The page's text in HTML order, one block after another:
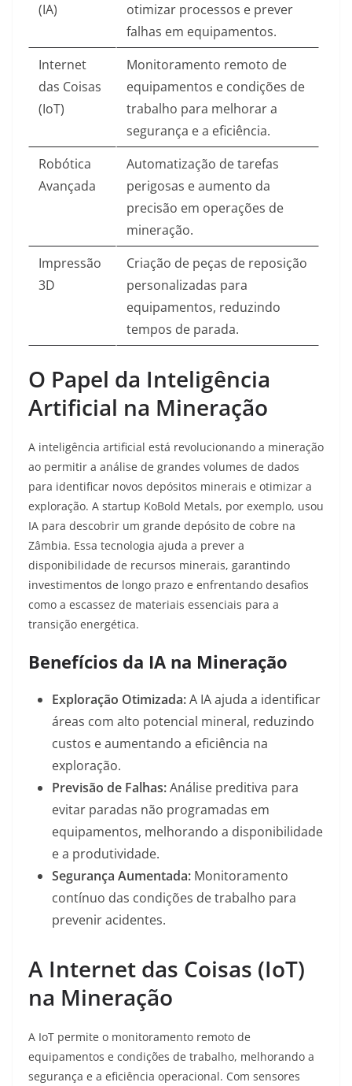
(IA)
otimizar processos e prever
falhas em equipamentos.
Internet
das Coisas
(IoT)
Monitoramento remoto de
equipamentos e condições de
trabalho para melhorar a
segurança e a eficiência.
Robótica
Avançada
Automatização de tarefas
perigosas e aumento da
precisão em operações de
mineração.
Impressão
3D
Criação de peças de reposição
personalizadas para
equipamentos, reduzindo
tempos de parada.
O Papel da Inteligência
Artificial na Mineração
A inteligência artificial está revolucionando a mineração
ao permitir a análise de grandes volumes de dados
para identificar novos depósitos minerais e otimizar a
exploração. A startup KoBold Metals, por exemplo, usou
IA para descobrir um grande depósito de cobre na
Zâmbia. Essa tecnologia ajuda a prever a
disponibilidade de recursos minerais, garantindo
investimentos de longo prazo e enfrentando desafios
como a escassez de materiais essenciais para a
transição energética.
Benefícios da IA na Mineração
Exploração Otimizada:A IA ajuda a identificar
áreas com alto potencial mineral, reduzindo
custos e aumentando a eficiência na
exploração.
Previsão de Falhas:Análise preditiva para
evitar paradas não programadas em
equipamentos, melhorando a disponibilidade
e a produtividade.
Segurança Aumentada: Monitoramento
contínuo das condições de trabalho para
prevenir acidentes.
A Internet das Coisas (IoT)
na Mineração
A IoT permite o monitoramento remoto de
equipamentos e condições de trabalho, melhorando a
segurança e a eficiência operacional. Com sensores